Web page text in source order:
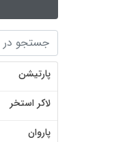
پارتیشن
لاکر استخر
پاروان